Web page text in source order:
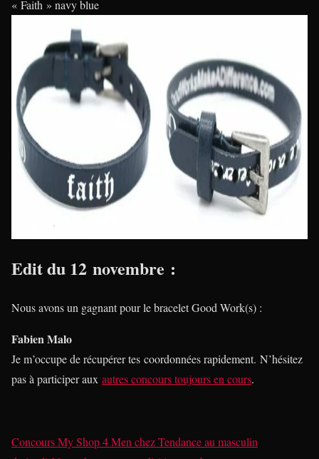
« Faith » navy blue
Edit du 12 novembre :
Nous avons un gagnant pour le bracelet Good Work(s) :
Fabien Malo
Je m’occupe de récupérer tes coordonnées rapidement. N’hésitez
pas à participer aux autres concours toujours en cours.
Concours My Shop 4 MenchezTendance au masculin